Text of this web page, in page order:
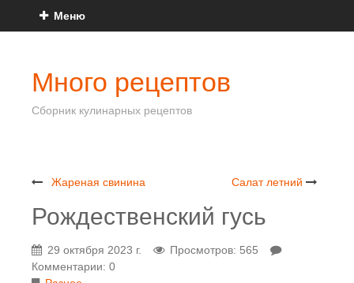
Меню
Много рецептов
Сборник кулинарных рецептов
Жареная свинина Салат летний
Рождественский гусь
29 октября 2023 г.
Просмотров: 565
Комментарии: 0